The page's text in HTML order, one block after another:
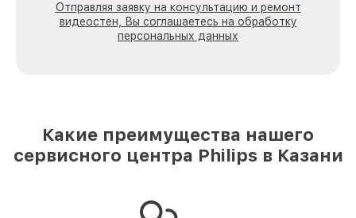
Отправляя заявку на консультацию и ремонт
видеостен, Вы соглашаетесь на обработку
персональных данных
Какие преимущества нашего
сервисного центра Philips в Казани